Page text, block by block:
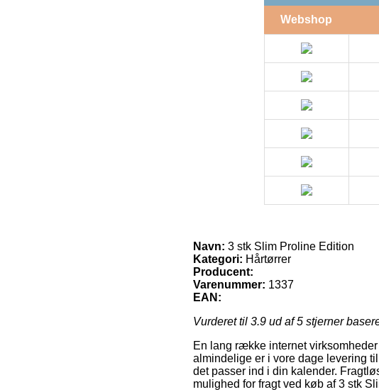
Webshop
Navn: 3 stk Slim Proline Edition
Kategori: Hårtørrer
Producent:
Varenummer: 1337
EAN:
Vurderet til 3.9 ud af 5 stjerner
En lang række internet
almindelige er i vore dage levering
det passer ind i din kalender.
mulighed for fragt ved køb af 3 stk